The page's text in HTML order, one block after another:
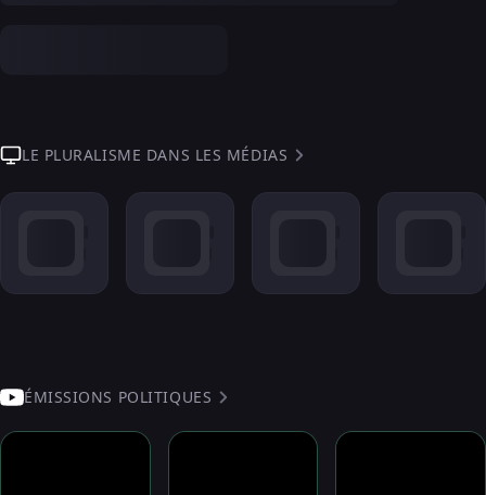
LE PLURALISME DANS LES MÉDIAS
ÉMISSIONS POLITIQUES